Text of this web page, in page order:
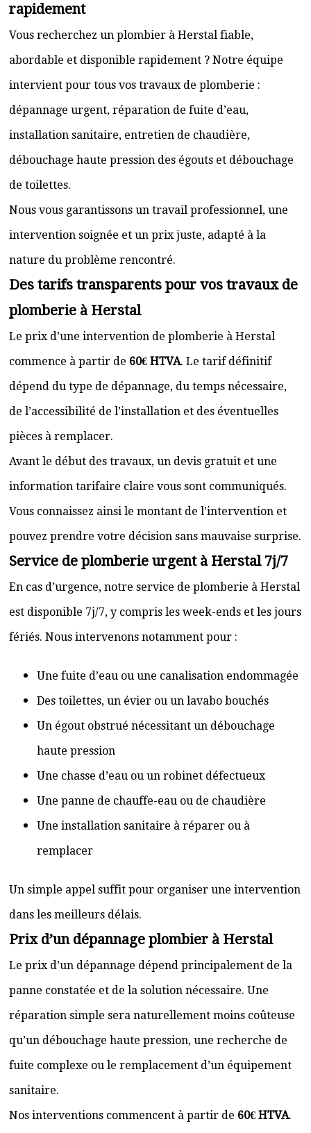
rapidement
Vous recherchez un plombier à Herstal fiable,
abordable et disponible rapidement ? Notre équipe
intervient pour tous vos travaux de plomberie :
dépannage urgent, réparation de fuite d’eau,
installation sanitaire, entretien de chaudière,
débouchage haute pression des égouts et débouchage
de toilettes.
Nous vous garantissons un travail professionnel, une
intervention soignée et un prix juste, adapté à la
nature du problème rencontré.
Des tarifs transparents pour vos travaux de
plomberie à Herstal
Le prix d’une intervention de plomberie à Herstal
commence à partir de 60€ HTVA. Le tarif définitif
dépend du type de dépannage, du temps nécessaire,
de l’accessibilité de l’installation et des éventuelles
pièces à remplacer.
Avant le début des travaux, un devis gratuit et une
information tarifaire claire vous sont communiqués.
Vous connaissez ainsi le montant de l’intervention et
pouvez prendre votre décision sans mauvaise surprise.
Service de plomberie urgent à Herstal 7j/7
En cas d’urgence, notre service de plomberie à Herstal
est disponible 7j/7, y compris les week-ends et les jours
fériés. Nous intervenons notamment pour :
Une fuite d’eau ou une canalisation endommagée
Des toilettes, un évier ou un lavabo bouchés
Un égout obstrué nécessitant un débouchage
haute pression
Une chasse d’eau ou un robinet défectueux
Une panne de chauffe-eau ou de chaudière
Une installation sanitaire à réparer ou à
remplacer
Un simple appel suffit pour organiser une intervention
dans les meilleurs délais.
Prix d’un dépannage plombier à Herstal
Le prix d’un dépannage dépend principalement de la
panne constatée et de la solution nécessaire. Une
réparation simple sera naturellement moins coûteuse
qu’un débouchage haute pression, une recherche de
fuite complexe ou le remplacement d’un équipement
sanitaire.
Nos interventions commencent à partir de 60€ HTVA.